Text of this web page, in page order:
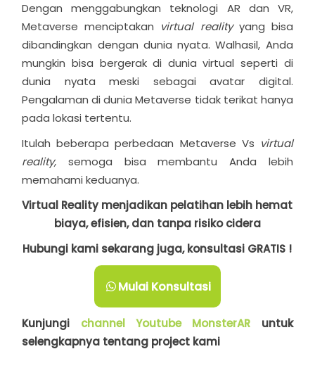
Dengan menggabungkan teknologi AR dan VR,
Metaverse menciptakan virtual reality yang bisa
dibandingkan dengan dunia nyata. Walhasil, Anda
mungkin bisa bergerak di dunia virtual seperti di
dunia nyata meski sebagai avatar digital.
Pengalaman di dunia Metaverse tidak terikat hanya
pada lokasi tertentu.
Itulah beberapa perbedaan Metaverse Vs virtual
reality, semoga bisa membantu Anda lebih
memahami keduanya.
Virtual Reality menjadikan pelatihan lebih hemat
biaya, efisien, dan tanpa risiko cidera
Hubungi kami sekarang juga, konsultasi GRATIS !
Mulai Konsultasi
Kunjungi channel Youtube MonsterAR untuk
selengkapnya tentang project kami